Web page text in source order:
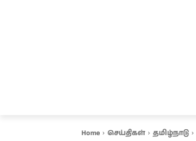
Home செய்திகள் தமிழ்நாடு